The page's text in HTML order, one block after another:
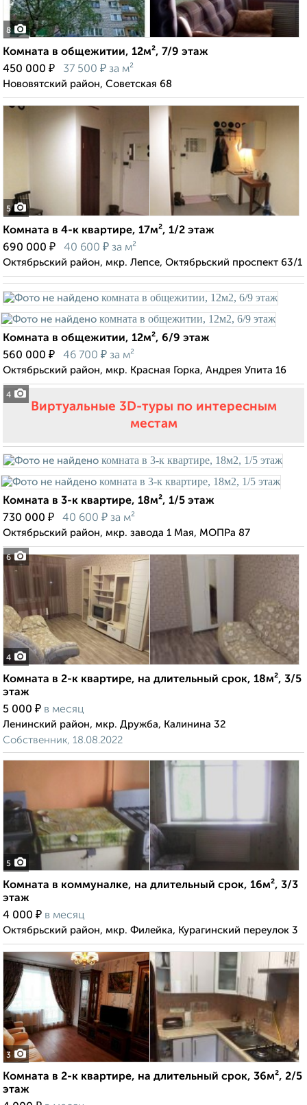
8
Комната в общежитии, 12м², 7/9 этаж
450 000 ₽ 37 500 ₽ за м²
Нововятский район, Советская 68
5
Комната в 4-к квартире, 17м², 1/2 этаж
690 000 ₽ 40 600 ₽ за м²
Октябрьский район, мкр. Лепсе, Октябрьский проспект 63/1
4
Комната в общежитии, 12м², 6/9 этаж
560 000 ₽ 46 700 ₽ за м²
Октябрьский район, мкр. Красная Горка, Андрея Упита 16
Виртуальные 3D-туры по интересным
местам
6
Комната в 3-к квартире, 18м², 1/5 этаж
730 000 ₽ 40 600 ₽ за м²
Октябрьский район, мкр. завода 1 Мая, МОПРа 87
4
Комната в 2-к квартире, на длительный срок, 18м², 3/5
этаж
5 000 ₽ в месяц
Ленинский район, мкр. Дружба, Калинина 32
Собственник, 18.08.2022
5
Комната в коммуналке, на длительный срок, 16м², 3/3
этаж
4 000 ₽ в месяц
Октябрьский район, мкр. Филейка, Курагинский переулок 3
3
Комната в 2-к квартире, на длительный срок, 36м², 2/5
этаж